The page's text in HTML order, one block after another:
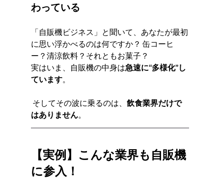
わっている
「自販機ビジネス」と聞いて、あなたが最初
に思い浮かべるのは何ですか？ 缶コーヒ
ー？清涼飲料？それともお菓子？
実はいま、自販機の中身は急速に“多様化”し
ています。
そしてその波に乗るのは、 飲食業界だけで
はありません。
【実例】こんな業界も自販機
に参入！